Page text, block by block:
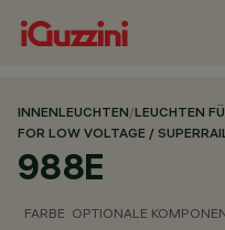
INNENLEUCHTEN/LEUCHTEN
FOR LOW VOLTAGE /
988E
FARBE OPTIONALE